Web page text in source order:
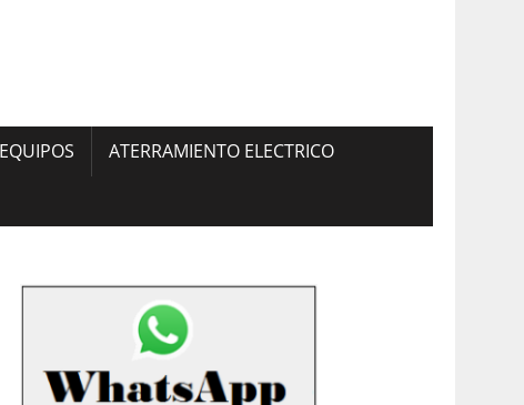
ATERRAMIENTO ELECTRICO